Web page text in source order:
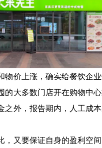
物价上涨，确实给餐饮企
的大多数门店开在购物中心
之外，报告期内，人工成
，又要保证自身的盈利空